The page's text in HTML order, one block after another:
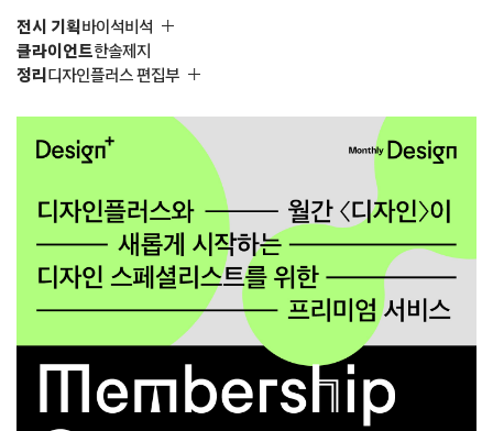
전시 기획바이석비석
클라이언트한솔제지
정리 디자인플러스 편집부